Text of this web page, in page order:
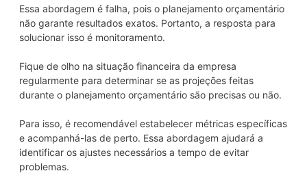
Essa abordagem é falha, pois o planejamento orçamentário
não garante resultados exatos. Portanto, a resposta para
solucionar isso é monitoramento.
Fique de olho na situação financeira da empresa
regularmente para determinar se as projeções feitas
durante o planejamento orçamentário são precisas ou não.
Para isso, é recomendável estabelecer métricas específicas
e acompanhá-las de perto. Essa abordagem ajudará a
identificar os ajustes necessários a tempo de evitar
problemas.